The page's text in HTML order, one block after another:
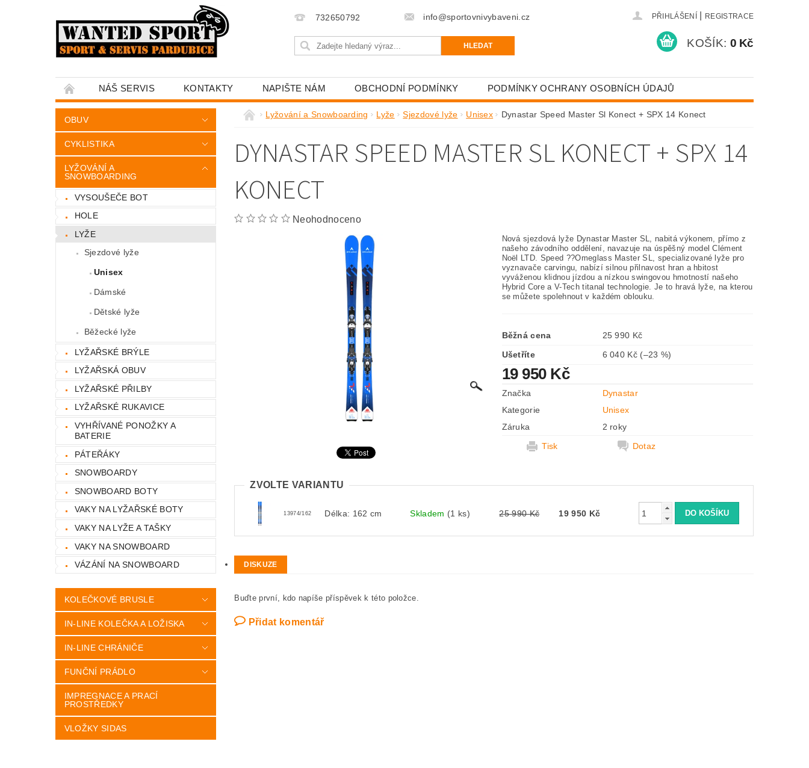
732650792 info@sportovnivybaveni.cz PŘIHLÁŠENÍ REGISTRACE
KOŠÍK: 0 Kč
NÁŠ SERVIS KONTAKTY NAPIŠTE NÁM OBCHODNÍ PODMÍNKY PODMÍNKY OCHRANY OSOBNÍCH ÚDAJŮ
OBUV
CYKLISTIKA
LYŽOVÁNÍ A
SNOWBOARDING
VYSOUŠEČE BOT
HOLE
LYŽE
Sjezdové lyže
Unisex
Dámské
Dětské lyže
Běžecké lyže
LYŽAŘSKÉ BRÝLE
LYŽAŘSKÁ OBUV
LYŽAŘSKÉ PŘILBY
LYŽAŘSKÉ RUKAVICE
VYHŘÍVANÉ PONOŽKY A
BATERIE
PÁTEŘÁKY
SNOWBOARDY
SNOWBOARD BOTY
VAKY NA LYŽAŘSKÉ BOTY
VAKY NA LYŽE A TAŠKY
VAKY NA SNOWBOARD
VÁZÁNÍ NA SNOWBOARD
KOLEČKOVÉ BRUSLE
IN-LINE KOLEČKA A LOŽISKA
IN-LINE CHRÁNIČE
FUNČNÍ PRÁDLO
IMPREGNACE A PRACÍ
PROSTŘEDKY
VLOŽKY SIDAS
Lyžování a Snowboarding Lyže Sjezdové lyže Unisex Dynastar Speed Master Sl Konect + SPX 14 Konect
DYNASTAR SPEED MASTER SL KONECT + SPX 14
KONECT
Neohodnoceno
Nová sjezdová lyže Dynastar Master SL, nabitá výkonem, přímo z
našeho závodního oddělení, navazuje na úspěšný model Clément
Noël LTD. Speed ??Omeglass Master SL, specializované lyže pro
vyznavače carvingu, nabízí silnou přilnavost hran a hbitost
vyváženou klidnou jízdou a nízkou swingovou hmotností našeho
Hybrid Core a V-Tech titanal technologie. Je to hravá lyže, na kterou
se můžete spolehnout v každém oblouku.
Běžná cena
25 990 Kč
Ušetříte
6 040 Kč (–23 %)
19 950 Kč
Značka
Dynastar
Kategorie
Unisex
Záruka
2 roky
Tisk
Dotaz
ZVOLTE VARIANTU
13974/162 Délka: 162 cm Skladem (1 ks) 25 990 Kč 19 950 Kč
DISKUZE
Buďte první, kdo napíše příspěvek k této položce.
Přidat komentář